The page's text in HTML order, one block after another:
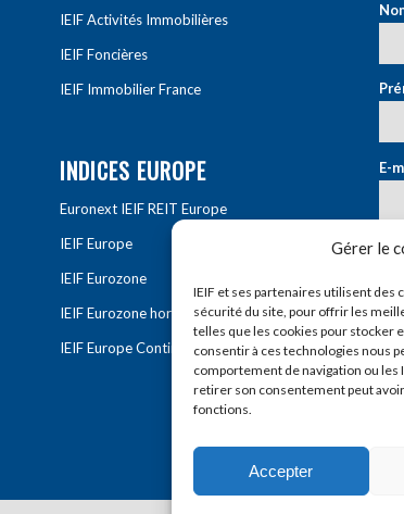
Gérer le
IEIF et ses partenaires utilisent des
sécurité du site, pour offrir les
telles que les cookies pour stocker
consentir à ces technologies nous
comportement de navigation ou les
retirer son consentement peut
fonctions.
Accepter
IEIF Activités Immobilières
IEIF Foncières
IEIF Immobilier France
INDICES EUROPE
Euronext IEIF REIT Europe
IEIF Europe
IEIF Eurozone
IEIF Eurozone hors France
IEIF Europe Continentale
E-